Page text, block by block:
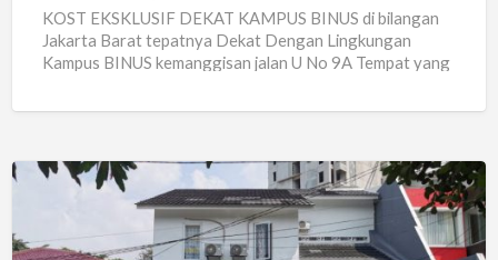
BaratKOST EKSKLUSIF DEKAT KAMPUS BINUS di bilangan
Jakarta Barat tepatnya Dekat Dengan Lingkungan
Kampus BINUS kemanggisan jalan U No 9A Tempat yang
BARU